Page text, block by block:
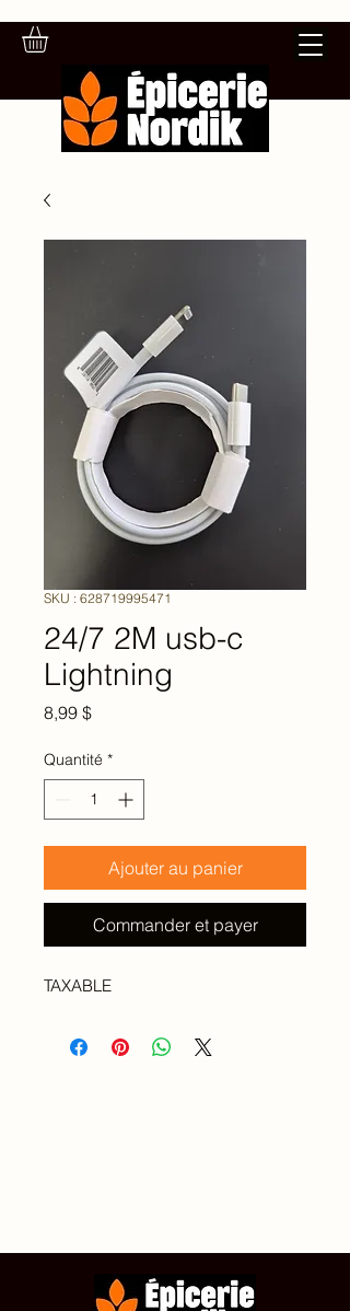
SKU : 628719995471
24/7 2M usb-c
Lightning
8,99 $Prix
Quantité *
Ajouter au panier
Commander et payer
TAXABLE